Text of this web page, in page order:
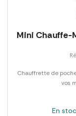
Mini Chauffe-
Chauffrette de
vos
En